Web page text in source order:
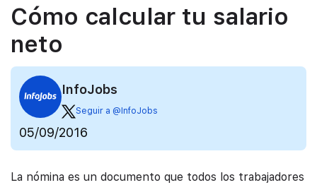
Cómo calcular tu salario
neto
InfoJobs
Seguir a @InfoJobs
05/09/2016
La nómina es un documento que todos los trabajadores